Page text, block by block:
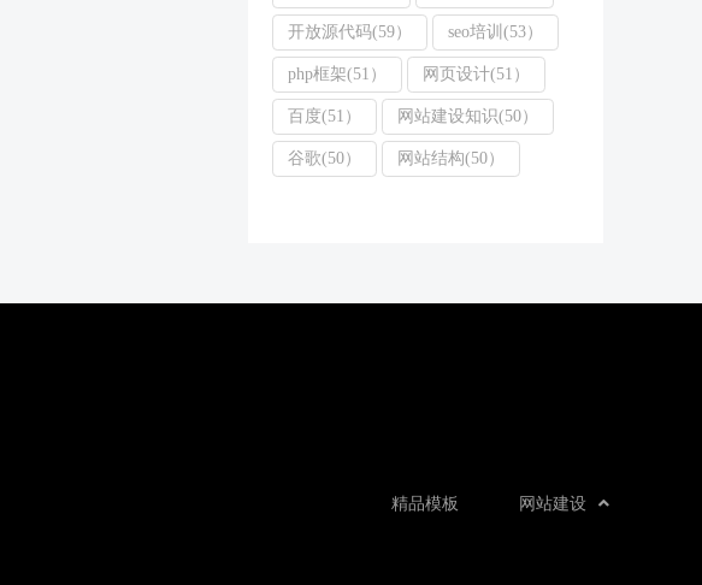
开放源代码(59） seo培训(53）
php框架(51） 网页设计(51）
百度(51） 网站建设知识(50）
谷歌(50） 网站结构(50）
网站建设
精品模板